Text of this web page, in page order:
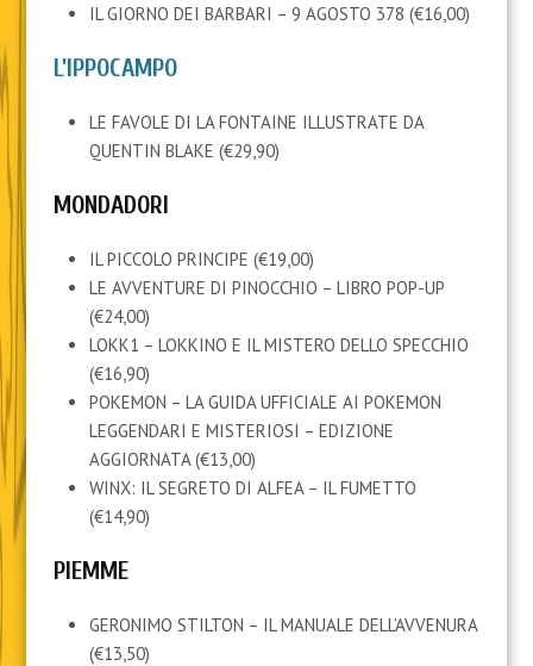
IL GIORNO DEI BARBARI – 9 AGOSTO 378 (€16,00)
L’IPPOCAMPO
LE FAVOLE DI LA FONTAINE ILLUSTRATE DA
QUENTIN BLAKE (€29,90)
MONDADORI
IL PICCOLO PRINCIPE (€19,00)
LE AVVENTURE DI PINOCCHIO – LIBRO POP-UP
(€24,00)
LOKK1 – LOKKINO E IL MISTERO DELLO SPECCHIO
(€16,90)
POKEMON – LA GUIDA UFFICIALE AI POKEMON
LEGGENDARI E MISTERIOSI – EDIZIONE
AGGIORNATA (€13,00)
WINX: IL SEGRETO DI ALFEA – IL FUMETTO
(€14,90)
PIEMME
GERONIMO STILTON – IL MANUALE DELL’AVVENURA
(€13,50)